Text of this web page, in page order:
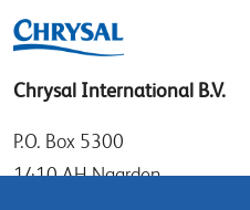
Chrysal International B.V.
P.O. Box 5300
1410 AH Naarden